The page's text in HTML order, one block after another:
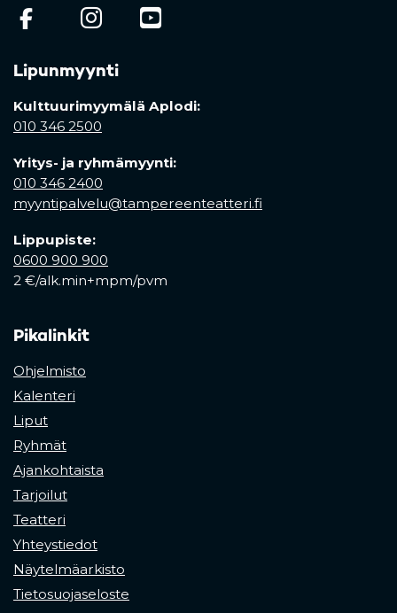
(opens in a new tab)
(opens in a new tab)
Lipunmyynti
Kulttuurimyymälä Aplodi:
010 346 2500
Yritys- ja ryhmämyynti:
010 346 2400
myyntipalvelu@tampereenteatteri.fi
Lippupiste:
0600 900 900
2 €/alk.min+mpm/pvm
Pikalinkit
Ohjelmisto
Kalenteri
Liput
Ryhmät
Ajankohtaista
Tarjoilut
Teatteri
Yhteystiedot
Näytelmäarkisto
Tietosuojaseloste